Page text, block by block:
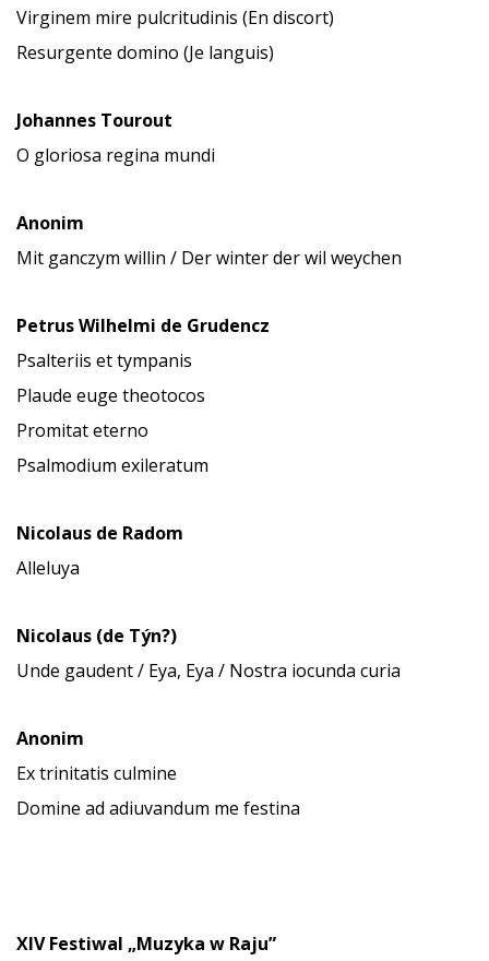
Virginem mire pulcritudinis (En discort)
Resurgente domino (Je languis)
Johannes Tourout
O gloriosa regina mundi
Anonim
Mit ganczym willin / Der winter der wil weychen
Petrus Wilhelmi de Grudencz
Psalteriis et tympanis
Plaude euge theotocos
Promitat eterno
Psalmodium exileratum
Nicolaus de Radom
Alleluya
Nicolaus (de Týn?)
Unde gaudent / Eya, Eya / Nostra iocunda curia
Anonim
Ex trinitatis culmine
Domine ad adiuvandum me festina
XIV Festiwal „Muzyka w Raju”